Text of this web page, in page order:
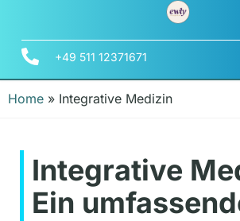
+49 511 12371671
Home » Integrative Medizin
Integrative
Ein